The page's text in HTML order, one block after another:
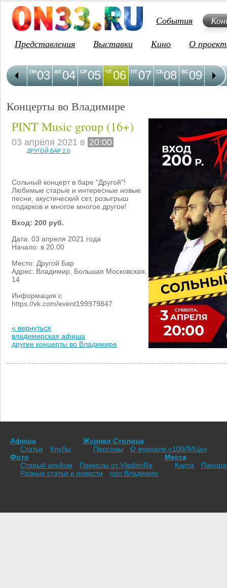
События
Представления
Выставки Кино О
03
ПН 04
ВТ 05
СР 06
ЧТ 07
ПТ 08
СБ 09
ВС 10
ПН
Концерты во Владимире
PINT Music group (16+)
03 апреля 2021 в 20:00
ДРУГОЙ БАР 2.0
Сольный концерт в баре "Другой"!
Любимые старые и интересные новые
песни, акустический сет, розыгрыш
подарков и многое многое другое!
Вход: 200 руб.
Дата: 03 апреля 2021 года
Начало: в 20.00
Место: Другой Бар
Адрес: Владимир, Большая Московская,
14
Информация с
https://vk.com/event199979847
« вернуться
владимирская афиша
другие концерты во Владимире
Афиша
Статьи
Клубы
Журнал Столица
Персоны
О журнале «100ЛИЦа»
Фото
Старый альбом
Приколы от VladimiRа
Места
Карта
Разные статьи и новости
про Владимир